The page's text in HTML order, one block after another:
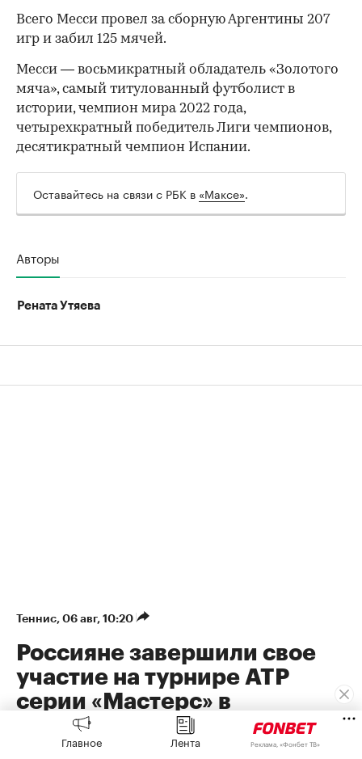
Всего Месси провел за сборную Аргентины 207
игр и забил 125 мячей.
Месси — восьмикратный обладатель «Золотого
мяча», самый титулованный футболист в
истории, чемпион мира 2022 года,
четырехкратный победитель Лиги чемпионов,
десятикратный чемпион Испании.
Оставайтесь на связи с РБК в «Максе».
Авторы
Рената Утяева
Теннис⁠, 06 авг, 10:20
Россияне завершили свое
участие на турнире ATP
серии «Мастерс» в
Монреале
Главное Лента Реклама, «Фонбет ТВ»